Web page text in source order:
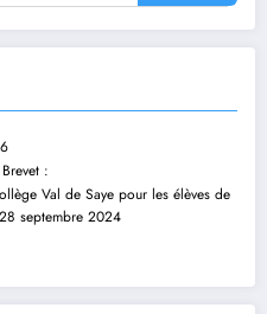
:
Val de Saye pour les élèves de
septembre 2024